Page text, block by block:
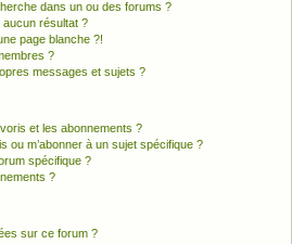
dans un ou des forums ?
résultat ?
page blanche ?!
?
messages et sujets ?
et les abonnements ?
ou m’abonner à un sujet spécifique ?
spécifique ?
?
sur ce forum ?